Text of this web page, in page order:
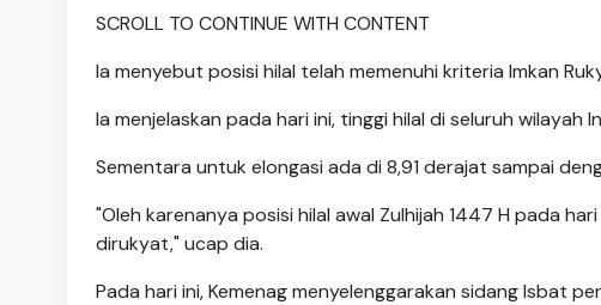
SCROLL TO CONTINUE WITH CONTENT
Ia menyebut posisi hilal telah memenuhi kriteria Imkan
Ia menjelaskan pada hari ini, tinggi hilal di seluruh
Sementara untuk elongasi ada di 8,91 derajat sampai
"Oleh karenanya posisi hilal awal Zulhijah 1447 H pada
dirukyat," ucap dia.
Pada hari ini, Kemenag menyelenggarakan sidang Isbat